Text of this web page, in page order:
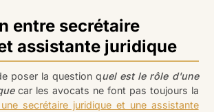
entre secrétaire
assistante juridique
poser la question quel est le rôle d'une
car les avocats ne font pas toujours la
secrétaire juridique et une assistante